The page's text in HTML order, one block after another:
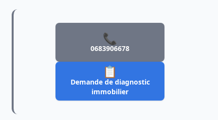
📞
0683906678
📋
Demande de diagnostic
immobilier